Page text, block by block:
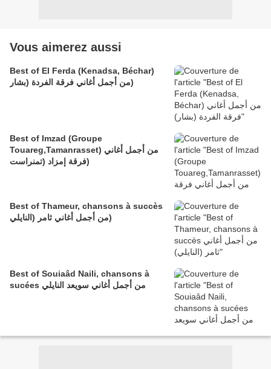
Vous aimerez aussi
Best of El Ferda (Kenadsa, Béchar)
من أجمل أغاني فرقة الفردة (بشار)
Best of Imzad (Groupe
Touareg,Tamanrasset) من أجمل أغاني
فرقة إمزاد (تمنراست)
Best of Thameur, chansons à succès
من أجمل أغاني ثامر (النايلي)
Best of Souiaâd Naili, chansons à
sucées من أجمل أغاني سويعد النايلي